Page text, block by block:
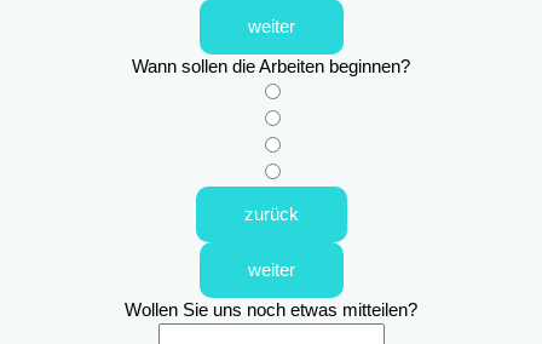
weiter
Wann sollen die Arbeiten beginnen?
zurück
weiter
Wollen Sie uns noch etwas mitteilen?